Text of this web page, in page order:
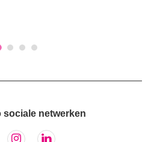
sociale netwerken